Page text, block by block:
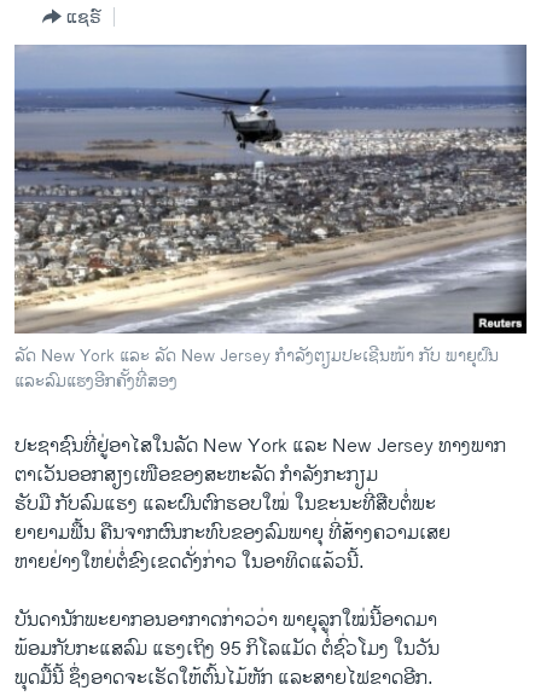
ຊີວິດຊາວລາວ
ຊຸມຊົນຊາວລາວ
ວິທະຍາສາດ-ເທັກໂນໂລຈີ
ທຸລະກິດ
ພາສາອັງກິດ
ວີດີໂອ
ສຽງ
ລາຍການກະຈາຍສຽງ
ລາຍງານ
ຕິດຕາມພວກເຮົາ ທີ່
ພາສາຕ່າງໆ
ແຊຣ໌
ລັດ New York ແລະ ລັດ New Jersey ກໍາລັງຕຽມປະເຊີນໜ້າ ກັບ ພາຍຸຝົນ
ແລະລົມແຮງອີກຄັ້ງທີ່ສອງ
ປະຊາຊົນທີ່ຢູ່ອາໄສໃນລັດ New York ​ແລະ New Jersey ທາງພາກ
ຕາເວັນອອກສຽງເໜືອຂອງສະຫະລັດ ກໍາລັງກະກຽມ
ຮັບມື ກັບລົມແຮງ ແລະຝົນຕົກຮອບໃໝ່ ໃນຂະນະທີ່ສືບຕໍ່ພະ
ຍາຍາມຟື້ນ ຄືນຈາກຜົນ​ກະທົບ​ຂອງລົມ​ພາຍຸ ທີ່​ສ້າງ​ຄວາມ​ເສຍ
​ຫາຍຢ່າງໃຫຍ່ຕໍ່​ຂົງເຂດດັ່ງກ່າວ ໃນອາທິດແລ້ວນີ້.
ບັນດາ​ນັກ​ພະຍາກອນ​ອາກາດກ່າວ​ວ່າ ​ພາຍຸລູກ​ໃໝ່​ນີ້ອາດ​ມາ​
ພ້ອມ​ກັບກະ​ແສລົມ ແຮງເຖິງ 95 ກິໂລແມັດ ຕໍ່ຊົ່ວໂມງ ໃນວັນ
ພຸດມື້ນີ້ ຊຶ່ງອາດຈະເຮັດໃຫ້ຕົ້ນໄມ້ຫັກ ແລະສາຍໄຟຂາດອີກ.